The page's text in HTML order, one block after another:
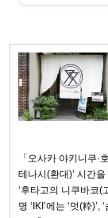
「오사카 야키니쿠
테나시(환대)’ 시간
‘후타고의 니쿠바코(
명 ‘IKI’에는 ‘멋(粋